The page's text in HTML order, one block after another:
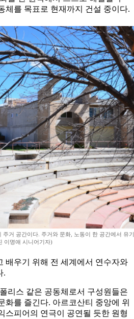
체를 목표로 현재까지 건설 중이다.
거 공간이다. 주거와 문화, 노동이 한 공간에서 유
이명애 시니어기자)
배우기 위해 전 세계에서 연수자와
.
리스 같은 공동체로서 구성원들은
화를 즐긴다. 아르코산티 중앙에 위
스피어의 연극이 공연될 듯한 원형